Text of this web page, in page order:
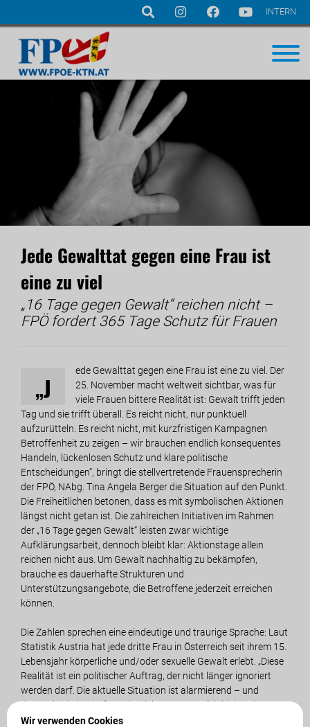
Wir verwenden Cookies
INTERN
Jede Gewalttat gegen eine Frau ist
eine zu viel
„16 Tage gegen Gewalt“ reichen nicht –
FPÖ fordert 365 Tage Schutz für Frauen
„J
ede Gewalttat gegen eine Frau ist eine zu viel. Der
25. November macht weltweit sichtbar, was für
viele Frauen bittere Realität ist: Gewalt trifft jeden
Tag und sie trifft überall. Es reicht nicht, nur punktuell
aufzurütteln. Es reicht nicht, mit kurzfristigen Kampagnen
Betroffenheit zu zeigen – wir brauchen endlich konsequentes
Handeln, lückenlosen Schutz und klare politische
Entscheidungen“, bringt die stellvertretende Frauensprecherin
der FPÖ, NAbg. Tina Angela Berger die Situation auf den Punkt.
Die Freiheitlichen betonen, dass es mit symbolischen Aktionen
längst nicht getan ist. Die zahlreichen Initiativen im Rahmen
der „16 Tage gegen Gewalt“ leisten zwar wichtige
Aufklärungsarbeit, dennoch bleibt klar: Aktionstage allein
reichen nicht aus. Um Gewalt nachhaltig zu bekämpfen,
brauche es dauerhafte Strukturen und
Unterstützungsangebote, die Betroffene jederzeit erreichen
können.
Die Zahlen sprechen eine eindeutige und traurige Sprache: Laut
Statistik Austria hat jede dritte Frau in Österreich seit ihrem 15.
Lebensjahr körperliche und/oder sexuelle Gewalt erlebt. „Diese
Realität ist ein politischer Auftrag, der nicht länger ignoriert
werden darf. Die aktuelle Situation ist alarmierend – und
dennoch wird Jahr für Jahr vieles verzögert“, kritisiert der
Frauensprecher der FPÖ Kärnten, LAbg. Markus di Bernardo.